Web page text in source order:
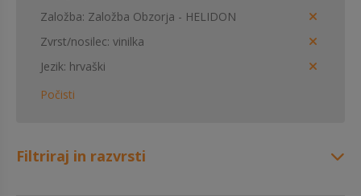
Založba Založba Obzorja - HELIDON
Zvrst/nosilec vinilka
Jezik hrvaški
Počisti
Filtriraj in razvrsti